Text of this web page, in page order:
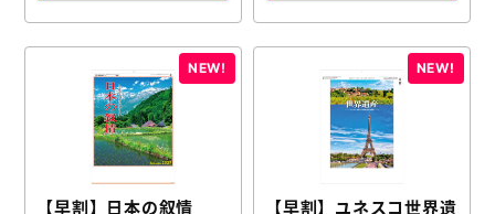
【早割】日本の叙情
【早割】ユネスコ世界遺